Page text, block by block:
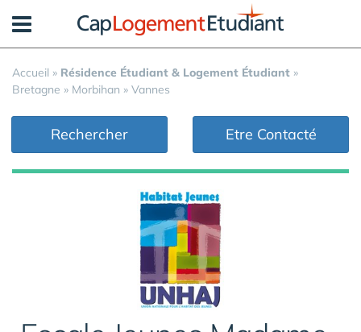
Accueil » Résidence Étudiant & Logement Étudiant »
Bretagne » Morbihan » Vannes
Rechercher Etre Contacté